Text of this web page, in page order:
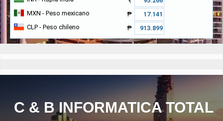
MXN - Peso mexicano
₱
CLP - Peso chileno ₱
C & B INFORMATICA TOTAL